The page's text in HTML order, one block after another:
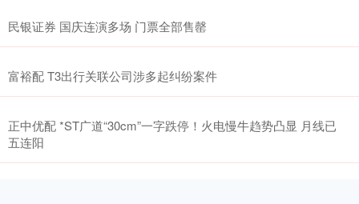
民银证券 国庆连演多场 门票全部售罄
富裕配 T3出行关联公司涉多起纠纷案件
正中优配 *ST广道“30cm”一字跌停！火电慢牛趋势凸显 月线已
五连阳